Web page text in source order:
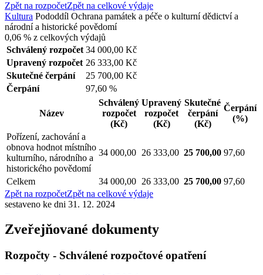
Zpět na rozpočetZpět na celkové výdaje
Kultura Pododdíl Ochrana památek a péče o kulturní dědictví a
národní a historické povědomí
0,06 % z celkových výdajů
Schválený rozpočet 34 000,00 Kč
Upravený rozpočet 26 333,00 Kč
Skutečné čerpání
25 700,00 Kč
Čerpání
97,60 %
Název
Schválený
rozpočet
(Kč)
Upravený
rozpočet
(Kč)
Skutečné
čerpání
(Kč)
Čerpání
(%)
Pořízení, zachování a
obnova hodnot místního
kulturního, národního a
historického povědomí
34 000,00 26 333,00 25 700,00 97,60
Celkem 34 000,00 26 333,00 25 700,00 97,60
Zpět na rozpočetZpět na celkové výdaje
sestaveno ke dni 31. 12. 2024
Zveřejňované dokumenty
Rozpočty - Schválené rozpočtové opatření